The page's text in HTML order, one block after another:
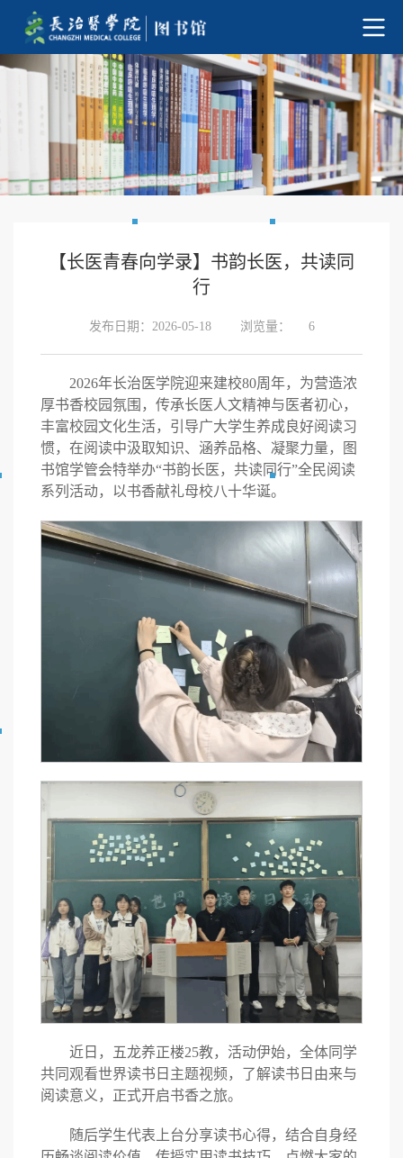
【长医青春向学录】书韵长医，共读同
行
发布日期：2026-05-18 浏览量： 6
2026年长治医学院迎来建校80周年，为营造浓
厚书香校园氛围，传承长医人文精神与医者初心，
丰富校园文化生活，引导广大学生养成良好阅读习
惯，在阅读中汲取知识、涵养品格、凝聚力量，图
书馆学管会特举办“书韵长医，共读同行”全民阅读
系列活动，以书香献礼母校八十华诞。
近日，五龙养正楼25教，活动伊始，全体同学
共同观看世界读书日主题视频，了解读书日由来与
阅读意义，正式开启书香之旅。
随后学生代表上台分享读书心得，结合自身经